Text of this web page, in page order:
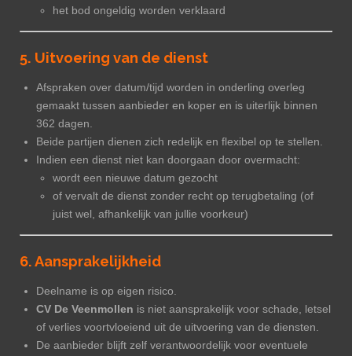
het bod ongeldig worden verklaard
5. Uitvoering van de dienst
Afspraken over datum/tijd worden in onderling overleg
gemaakt tussen aanbieder en koper en is uiterlijk binnen
362 dagen.
Beide partijen dienen zich redelijk en flexibel op te stellen.
Indien een dienst niet kan doorgaan door overmacht:
wordt een nieuwe datum gezocht
of vervalt de dienst zonder recht op terugbetaling (of
juist wel, afhankelijk van jullie voorkeur)
6. Aansprakelijkheid
Deelname is op eigen risico.
CV De Veenmollen is niet aansprakelijk voor schade, letsel
of verlies voortvloeiend uit de uitvoering van de diensten.
De aanbieder blijft zelf verantwoordelijk voor eventuele